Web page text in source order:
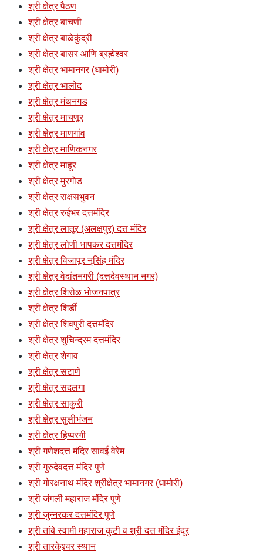
श्री क्षेत्र पैठण
श्री क्षेत्र बाचणी
श्री क्षेत्र बाळेकुंद्री
श्री क्षेत्र बासर आणि ब्रह्मेश्वर
श्री क्षेत्र भामानगर (धामोरी)
श्री क्षेत्र भालोद
श्री क्षेत्र मंथनगड
श्री क्षेत्र माचणूर
श्री क्षेत्र माणगांव
श्री क्षेत्र माणिकनगर
श्री क्षेत्र माहूर
श्री क्षेत्र मुरगोड
श्री क्षेत्र राक्षसभुवन
श्री क्षेत्र रुईभर दत्तमंदिर
श्री क्षेत्र लातूर (अलक्षपुर) दत्त मंदिर
श्री क्षेत्र लोणी भापकर दत्तमंदिर
श्री क्षेत्र विजापूर नृसिंह मंदिर
श्री क्षेत्र वेदांतनगरी (दत्तदेवस्थान नगर)
श्री क्षेत्र शिरोळ भोजनपात्र
श्री क्षेत्र शिर्डी
श्री क्षेत्र शिवपुरी दत्तमंदिर
श्री क्षेत्र शुचिन्द्रम दत्तमंदिर
श्री क्षेत्र शेगाव
श्री क्षेत्र सटाणे
श्री क्षेत्र सदलगा
श्री क्षेत्र साकुरी
श्री क्षेत्र सुलीभंजन
श्री क्षेत्र हिप्परगी
श्री गणेशदत्त मंदिर सावई वेरेम
श्री गुरुदेवदत्त मंदिर पुणे
श्री गोरक्षनाथ मंदिर श्रीक्षेत्र भामानगर (धामोरी)
श्री जंगली महाराज मंदिर पुणे
श्री जुन्नरकर दत्तमंदिर पुणे
श्री तांबे स्वामी महाराज कुटी व श्री दत्त मंदिर इंदूर
श्री तारकेश्र्वर स्थान